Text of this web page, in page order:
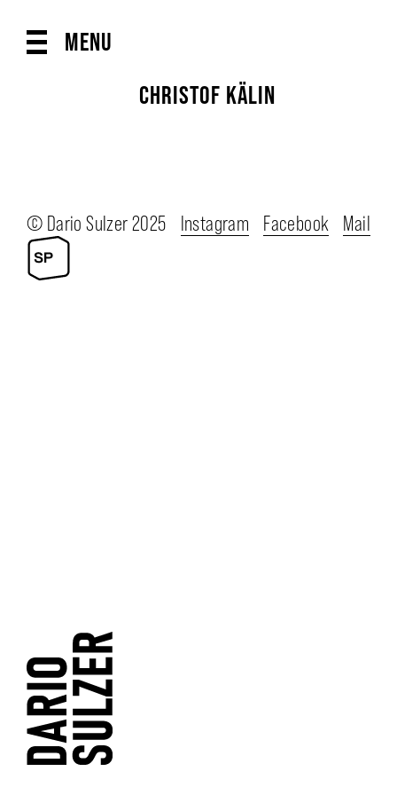
MENU
CHRISTOF KÄLIN
© Dario Sulzer 2025 Instagram Facebook Mail